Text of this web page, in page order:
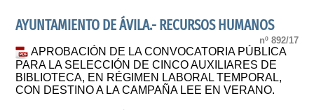
AYUNTAMIENTO DE ÁVILA.- RECURSOS HUMANOS
nº 892/17
APROBACIÓN DE LA CONVOCATORIA PÚBLICA
PARA LA SELECCIÓN DE CINCO AUXILIARES DE
BIBLIOTECA, EN RÉGIMEN LABORAL TEMPORAL,
CON DESTINO A LA CAMPAÑA LEE EN VERANO.